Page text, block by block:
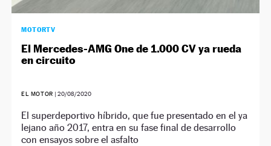
MOTORTV
El Mercedes-AMG One de 1.000 CV ya rueda
en circuito
EL MOTOR | 20/08/2020
El superdeportivo híbrido, que fue presentado en el ya
lejano año 2017, entra en su fase final de desarrollo
con ensayos sobre el asfalto